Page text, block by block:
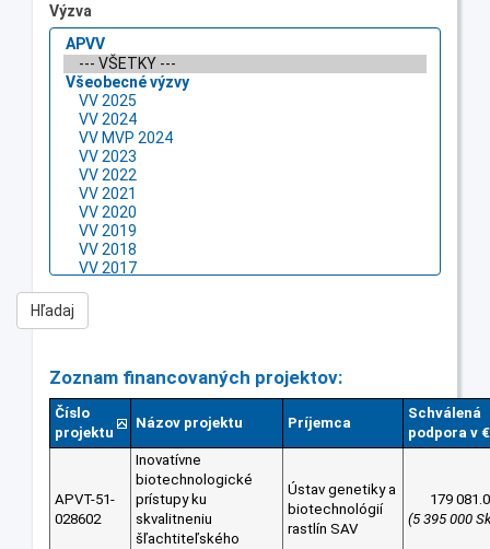
Výzva
Zoznam financovaných projektov:
Číslo
projektu
Názov projektu Príjemca
Schválená
podpora v €
APVT-51-
028602
Inovatívne
biotechnologické
prístupy ku
skvalitneniu
šľachtiteľského
Ústav genetiky a
biotechnológií
rastlín SAV
179
(5 395 000